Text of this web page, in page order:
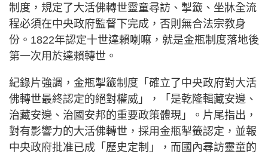
制度，規定了大活佛轉世靈童尋訪、掣籤、坐牀全流
程必須在中央政府監督下完成，否則無合法宗教身
份。1822年認定十世達賴喇嘛，就是金瓶制度落地後
第一次用於達賴轉世。
紀錄片強調，金瓶掣籤制度「確立了中央政府對大活
佛轉世最終認定的絕對權威」，「是乾隆輯藏安邊、
治藏安邊、治國安邦的重要政策體現」。片尾指出，
對有影響力的大活佛轉世，採用金瓶掣籤認定，並報
中央政府批准已成「歷史定制」，而國內尋訪靈童的